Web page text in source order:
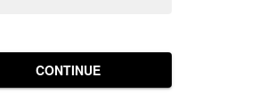
CONTINUE